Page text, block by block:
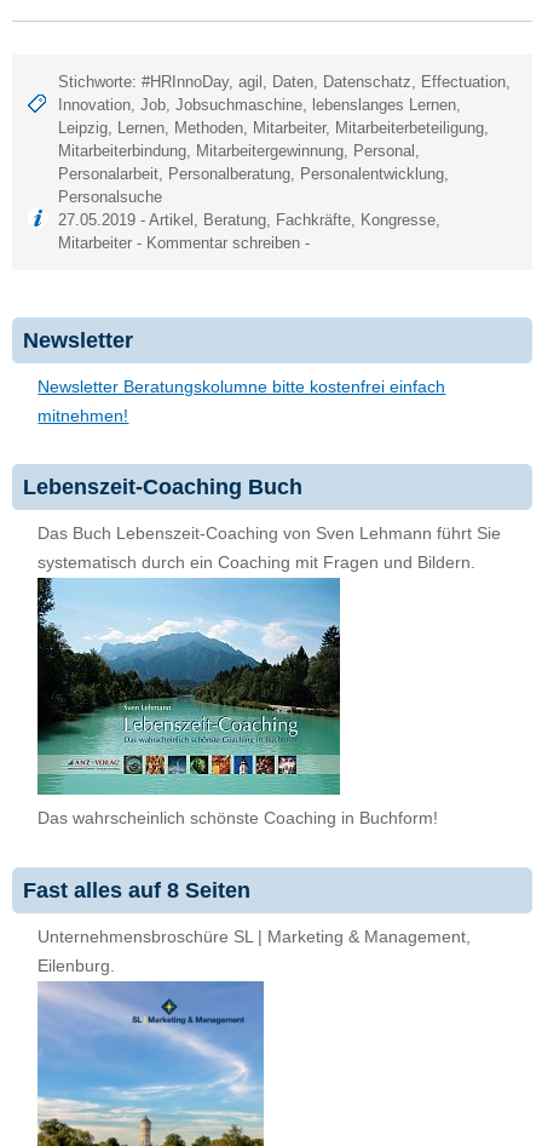
Stichworte:#HRInnoDay,agil Daten Datenschatz Effectuation
Innovation ,Job ,Jobsuchmaschine lebenslanges Lernen
Leipzig
Lernen Methoden Mitarbeiter, Mitarbeiterbeteiligung
Mitarbeiterbindung
Mitarbeitergewinnung Personal
Personalarbeit
Personalberatung Personalentwicklung
Personalsuche
27.05.2019 -Artikel Beratung Fachkräfte Kongresse
Mitarbeiter - Kommentar schreiben -
Newsletter
Newsletter Beratungskolumne bitte kostenfrei einfach
mitnehmen!
Lebenszeit-Coaching Buch
Das Buch Lebenszeit-Coaching von Sven Lehmann führt Sie
systematisch durch ein Coaching mit Fragen und Bildern.
Das wahrscheinlich schönste Coaching in Buchform!
Fast alles auf 8 Seiten
Unternehmensbroschüre SL | Marketing & Management,
Eilenburg.